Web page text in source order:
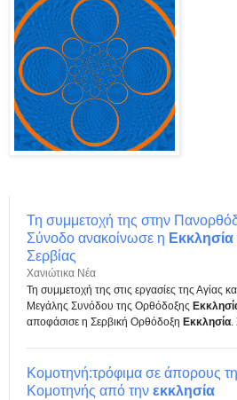
Τη συμμετοχή της στην
Σύνοδο ανακοίνωσε η Εκκλησία
Σερβίας
Χανιώτικα Νέα
Τη συμμετοχή της στις εργασίες της Αγίας
Μεγάλης Συνόδου της Ορθόδοξης
αποφάσισε η Σερβική Ορθόδοξη Εκκλησία
Κομοτηνή:τρόφιμα σε άπορους
Κομοτηνής από την εκκλησία